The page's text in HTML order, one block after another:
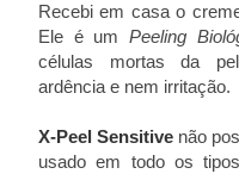
Recebi em casa o
Ele é um Peeling
células mortas da
ardência e nem irritação.
X-Peel Sensitive não
usado em todo os